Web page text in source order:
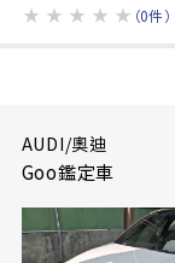
★ ★ ★ ★ ★ （0件）
AUDI/奧迪
Goo鑑定車